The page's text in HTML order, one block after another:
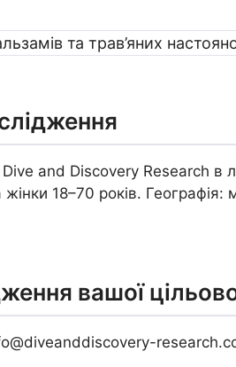
and Discovery Research в
жінки 18–70 років.
вашої